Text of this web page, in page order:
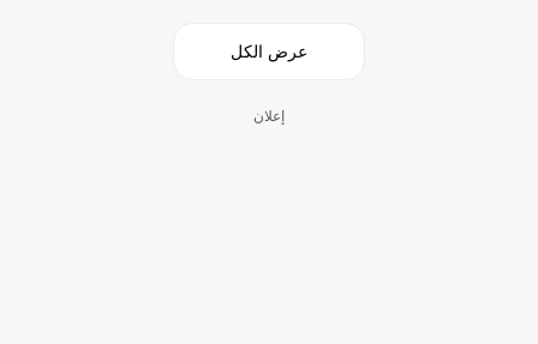
عرض الكل
إعلان